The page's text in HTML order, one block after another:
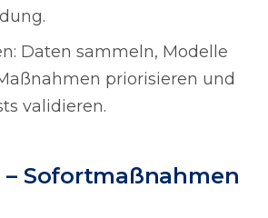
Daten sammeln, Modelle
priorisieren und
validieren.
– Sofortmaßnahmen